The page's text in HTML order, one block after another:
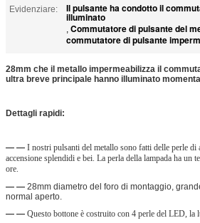
Evidenziare:
Il pulsante ha condotto il
illuminato
, Commutatore di pulsante del
commutatore di pulsante
28mm che il metallo impermeabilizza il
ultra breve principale hanno illuminato
Dettagli rapidi:
— — I nostri pulsanti del metallo sono fatti delle perle
accensione splendidi e bei. La perla della lampada ha un
ore.
— — 28mm diametro del foro di montaggio,
normal aperto.
— — Questo bottone è costruito con 4 perle del LED, la